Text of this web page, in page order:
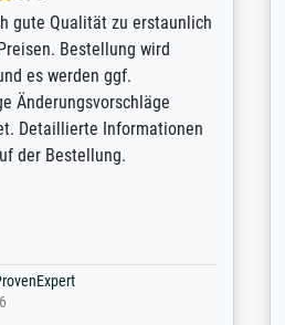
recommended. The
and payment process
was efficient and
exceeds expectations. I
the UK and found the site
a specific print - I am very